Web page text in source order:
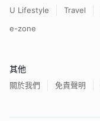
U Lifestyle Travel
e-zone
其他
關於我們 免責聲明